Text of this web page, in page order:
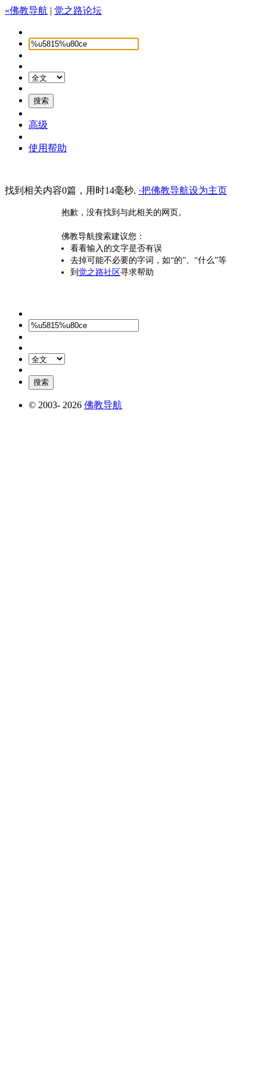
«佛教导航 | 觉之路论坛
高级
使用帮助
找到相关内容0篇，用时14毫秒. ·把佛教导航设为主页
抱歉，没有找到与此相关的网页。
佛教导航搜索建议您：
看看输入的文字是否有误
去掉可能不必要的字词，如“的”、“什么”等
到 觉之路社区寻求帮助
© 2003- 2026 佛教导航